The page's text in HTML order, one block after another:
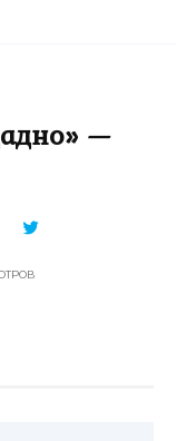
—